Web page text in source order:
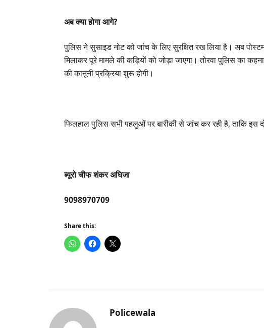
अब क्या होगा आगे?
पुलिस ने सुसाइड नोट को जांच के लिए सुरक्षित रख लिया है। अब
मिलाकर पूरे मामले की कड़ियों को जोड़ा जाएगा। तोरवा पुलिस का
की कानूनी प्रक्रिया शुरू होगी।
फिलहाल पुलिस सभी पहलुओं पर बारीकी से जांच कर रही है, ताकि इस
ब्यूरो चीफ शंकर अघिजा
9098970709
Share this:
Policewala